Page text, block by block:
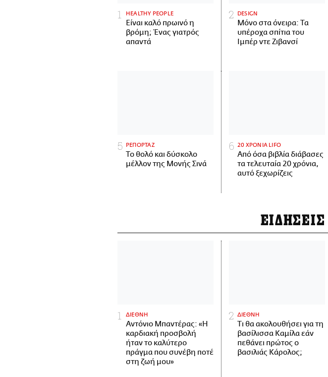
HEALTHY PEOPLE
Είναι καλό πρωινό η
βρόμη; Ένας γιατρός
απαντά
DESIGN
Μόνο στα όνειρα: Τα
υπέροχα σπίτια του
Ιμπέρ ντε Ζιβανσί
ΡΕΠΟΡΤΑΖ
Το θολό και δύσκολο
μέλλον της Μονής Σινά
20 ΧΡΟΝΙΑ LIFO
Από όσα βιβλία διάβασες
τα τελευταία 20 χρόνια,
αυτό ξεχωρίζεις
ΕΙΔΗΣΕΙΣ
ΔΙΕΘΝΗ
Αντόνιο Μπαντέρας: «Η
καρδιακή προσβολή
ήταν το καλύτερο
πράγμα που συνέβη ποτέ
στη ζωή μου»
ΔΙΕΘΝΗ
Τι θα ακολουθήσει για τη
βασίλισσα Καμίλα εάν
πεθάνει πρώτος ο
βασιλιάς Κάρολος;